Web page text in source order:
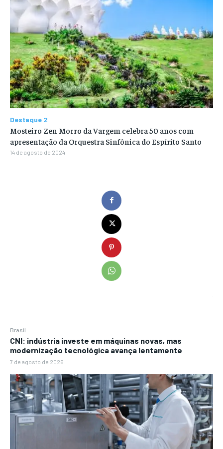
Brasil
CNI: indústria investe em máquinas novas, mas
modernização tecnológica avança lentamente
7 de agosto de 2026
Destaque 2
Mosteiro Zen Morro da Vargem celebra 50 anos com
apresentação da Orquestra Sinfônica do Espírito Santo
14 de agosto de 2024